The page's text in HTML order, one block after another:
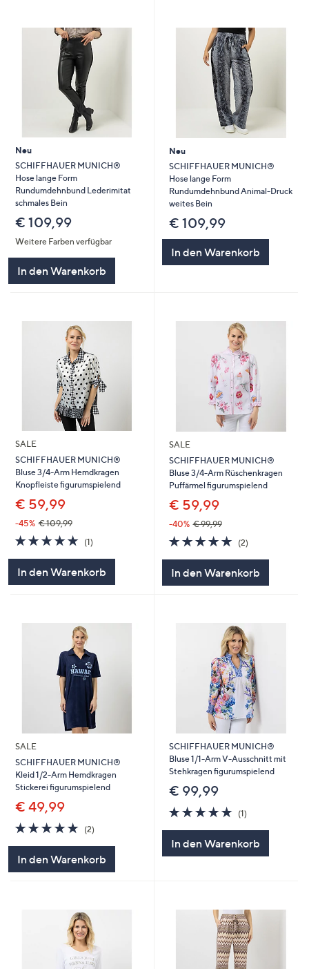
Neu
SCHIFFHAUER MUNICH®
Hose lange Form
Rundumdehnbund Lederimitat
schmales Bein
€ 109,99
Weitere Farben verfügbar
In den Warenkorb
Neu
SCHIFFHAUER MUNICH®
Hose lange Form
Rundumdehnbund Animal-Druck
weites Bein
€ 109,99
In den Warenkorb
SALE
SCHIFFHAUER MUNICH®
Bluse 3/4-Arm Hemdkragen
Knopfleiste figurumspielend
€ 59,99
-45% € 109,99
5.0
von
(1)1
In den Warenkorb
SALE
SCHIFFHAUER MUNICH®
Bluse 3/4-Arm Rüschenkragen
Puffärmel figurumspielend
€ 59,99
-40% € 99,99
5.0
von
(2)2
In den Warenkorb
SALE
SCHIFFHAUER MUNICH®
Kleid 1/2-Arm Hemdkragen
Stickerei figurumspielend
€ 49,99
5.0
von
5
(2)
In den Warenkorb
SCHIFFHAUER MUNICH®
Bluse 1/1-Arm V-Ausschnitt mit
Stehkragen figurumspielend
€ 99,99
5.0
von
(1)1
In den Warenkorb